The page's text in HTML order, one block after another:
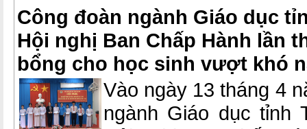
Công đoàn ngành Giáo dục
Hội nghị Ban Chấp Hành lần
bổng cho học sinh vượt khó
Vào ngày 13 tháng 4
ngành Giáo dục tỉnh